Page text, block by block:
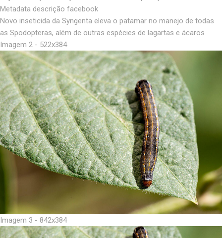
Metadata descrição facebook
Novo inseticida da Syngenta eleva o patamar no manejo de todas
as Spodopteras, além de outras espécies de lagartas e ácaros
Imagem 2 - 522x384
Imagem 3 - 842x384